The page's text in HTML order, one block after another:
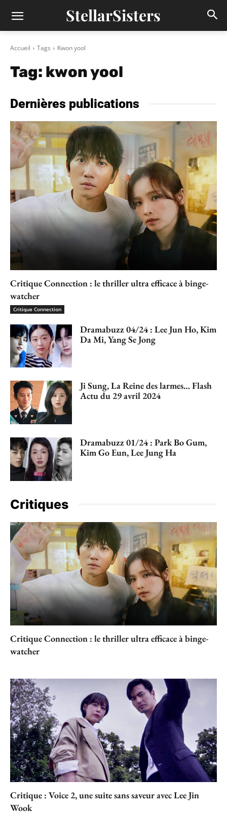
StellarSisters
Accueil Tags Kwon yool
Tag: kwon yool
Dernières publications
Critique Connection : le thriller ultra efficace à binge-
watcher
Critique Connection
Dramabuzz 04/24 : Lee Jun Ho, Kim
Da Mi, Yang Se Jong
Ji Sung, La Reine des larmes… Flash
Actu du 29 avril 2024
Dramabuzz 01/24 : Park Bo Gum,
Kim Go Eun, Lee Jung Ha
Critiques
Critique Connection : le thriller ultra efficace à binge-
watcher
Critique : Voice 2, une suite sans saveur avec Lee Jin
Wook